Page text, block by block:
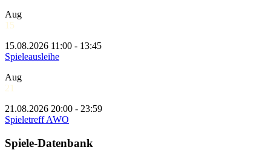
Aug
15
15.08.2026 11:00 - 13:45
Spieleausleihe
Aug
21
21.08.2026 20:00 - 23:59
Spieletreff AWO
Spiele-Datenbank